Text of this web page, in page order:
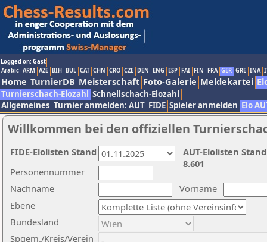
Logged on: Gast
Arabic ARM AZE BIH BUL CAT CHN CRO CZE DEN ENG ESP FAI FIN FRA GER GRE INA
Home TurnierDB Meisterschaft Foto-Galerie Meldekartei
Turnierschach-Elozahl Schnellschach-Elozahl
Allgemeines Turnier anmelden: AUT FIDE Spieler anmelden Elo
Willkommen bei den offiziellen
Nachname
Vorname
Ebene
Personennummer
Bundesland
Spgem./Kreis/Verein
AUT-Elolisten
8.601
FIDE-Elolisten Stand